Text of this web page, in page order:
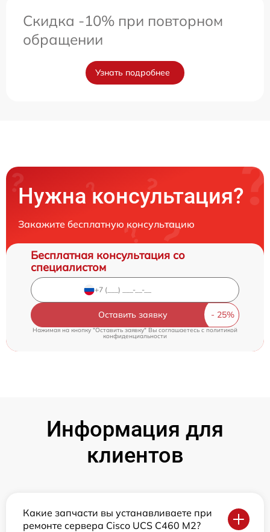
Скидка -10% при повторном
обращении
Узнать подробнее
Нужна консультация?
Закажите бесплатную консультацию
Бесплатная консультация со
специалистом
Оставить заявку
Нажимая на кнопку "Оставить заявку" Вы соглашаетесь cполитикой
конфиденциальности
Информация для
клиентов
Какие запчасти вы устанавливаете при
ремонте сервера Cisco UCS C460 M2?